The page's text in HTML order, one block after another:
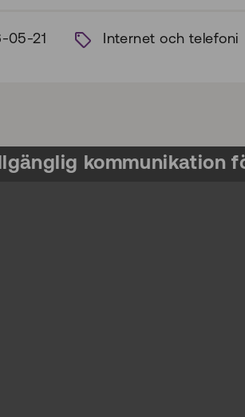
05-21 Internet och telefoni
kommunikation